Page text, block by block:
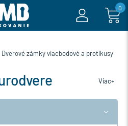
0
Dverové zámky viacbodové a protikusy
Viac+